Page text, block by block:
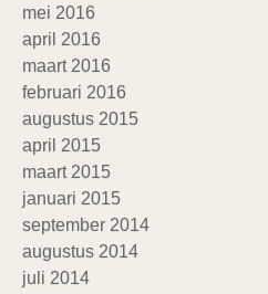
mei 2016
april 2016
maart 2016
februari 2016
augustus 2015
april 2015
maart 2015
januari 2015
september 2014
augustus 2014
juli 2014